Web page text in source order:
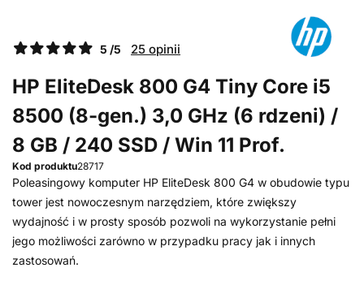
5 /5 25 opinii
HP EliteDesk 800 G4 Tiny Core i5
8500 (8-gen.) 3,0 GHz (6 rdzeni) /
8 GB / 240 SSD / Win 11 Prof.
Kod produktu28717
Poleasingowy komputer HP EliteDesk 800 G4 w obudowie typu
tower jest nowoczesnym narzędziem, które zwiększy
wydajność i w prosty sposób pozwoli na wykorzystanie pełni
jego możliwości zarówno w przypadku pracy jak i innych
zastosowań.